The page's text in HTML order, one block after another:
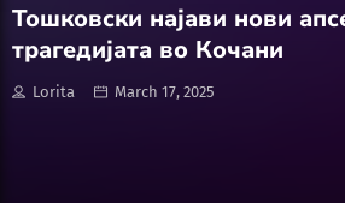
Тошковски најави нови
трагедијата во Кочани
Lorita March 17, 2025